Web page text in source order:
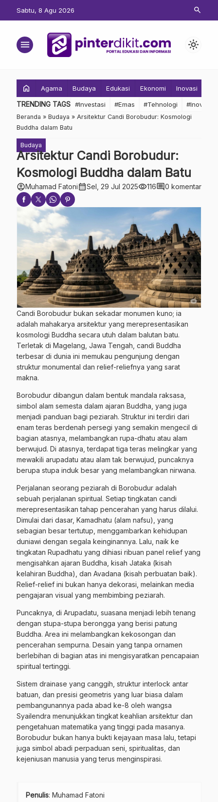
Sabtu, 8 Agu 2026 search
menu light_mode
home Agama Budaya Edukasi Ekonomi Inovasi
TRENDING TAGS #Investasi #Emas #Tehnologi #Inovasi
Beranda » Budaya » Arsitektur Candi Borobudur: Kosmologi
Buddha dalam Batu
Budaya
Arsitektur Candi Borobudur:
Kosmologi Buddha dalam Batu
account_circleMuhamad Fatonicalendar_monthSel, 29 Jul 2025visibility116comment0 komentar
Candi Borobudur bukan sekadar monumen kuno; ia
adalah mahakarya arsitektur yang merepresentasikan
kosmologi Buddha secara utuh dalam balutan batu.
Terletak di Magelang, Jawa Tengah, candi Buddha
terbesar di dunia ini memukau pengunjung dengan
struktur monumental dan relief-reliefnya yang sarat
makna.
Borobudur dibangun dalam bentuk mandala raksasa,
simbol alam semesta dalam ajaran Buddha, yang juga
menjadi panduan bagi peziarah. Struktur ini terdiri dari
enam teras berdenah persegi yang semakin mengecil di
bagian atasnya, melambangkan rupa-dhatu atau alam
berwujud. Di atasnya, terdapat tiga teras melingkar yang
mewakili arupadatu atau alam tak berwujud, puncaknya
berupa stupa induk besar yang melambangkan nirwana.
Perjalanan seorang peziarah di Borobudur adalah
sebuah perjalanan spiritual. Setiap tingkatan candi
merepresentasikan tahap pencerahan yang harus dilalui.
Dimulai dari dasar, Kamadhatu (alam nafsu), yang
sebagian besar tertutup, menggambarkan kehidupan
duniawi dengan segala keinginannya. Lalu, naik ke
tingkatan Rupadhatu yang dihiasi ribuan panel relief yang
mengisahkan ajaran Buddha, kisah Jataka (kisah
kelahiran Buddha), dan Avadana (kisah perbuatan baik).
Relief-relief ini bukan hanya dekorasi, melainkan media
pengajaran visual yang membimbing peziarah.
Puncaknya, di Arupadatu, suasana menjadi lebih tenang
dengan stupa-stupa berongga yang berisi patung
Buddha. Area ini melambangkan kekosongan dan
pencerahan sempurna. Desain yang tanpa ornamen
berlebihan di bagian atas ini mengisyaratkan pencapaian
spiritual tertinggi.
Sistem drainase yang canggih, struktur interlock antar
batuan, dan presisi geometris yang luar biasa dalam
pembangunannya pada abad ke-8 oleh wangsa
Syailendra menunjukkan tingkat keahlian arsitektur dan
pengetahuan matematika yang tinggi pada masanya.
Borobudur bukan hanya bukti kejayaan masa lalu, tetapi
juga simbol abadi perpaduan seni, spiritualitas, dan
kejeniusan manusia yang terus menginspirasi.
Penulis: Muhamad Fatoni